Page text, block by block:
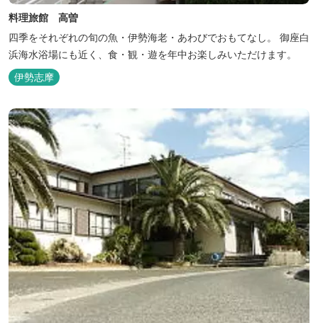
料理旅館 高曽
四季をそれぞれの旬の魚・伊勢海老・あわびでおもてなし。 御座白
浜海水浴場にも近く、食・観・遊を年中お楽しみいただけます。
伊勢志摩